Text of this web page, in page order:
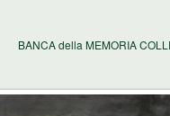
BANCA della MEMORIA